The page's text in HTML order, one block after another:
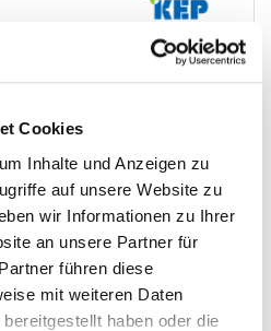
Cookies
Inhalte und Anzeigen zu
auf unsere Website zu
wir Informationen zu Ihrer
an unsere Partner für
führen diese
mit weiteren Daten
haben oder die